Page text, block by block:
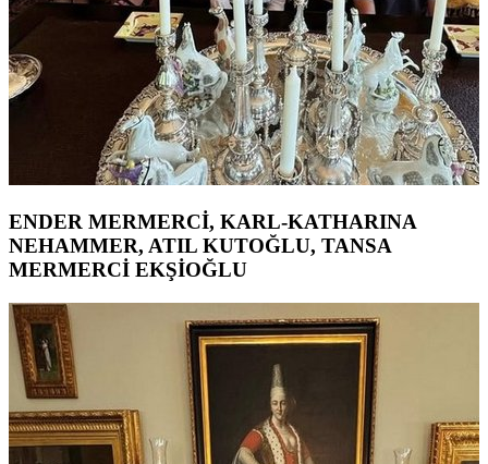
ENDER MERMERCİ, KARL-KATHARINA
NEHAMMER, ATIL KUTOĞLU, TANSA
MERMERCİ EKŞİOĞLU